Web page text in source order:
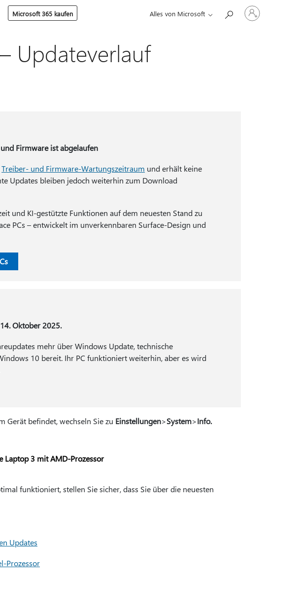
Microsoft 365 kaufen Alles von Microsoft
Bei
Ihrem
Konto
Updateverlauf
Firmware ist abgelaufen
Treiber- und Firmware-Wartungszeitraum und erhält keine
Updates bleiben jedoch weiterhin zum Download
und KI-gestützte Funktionen auf dem neuesten Stand zu
PCs – entwickelt im unverkennbaren Surface-Design und
Oktober 2025.
mehr über Windows Update, technische
10 bereit. Ihr PC funktioniert weiterhin, aber es wird
Gerät befindet, wechseln Sie zu Einstellungen>System>Info.
Laptop 3 mit AMD-Prozessor
funktioniert, stellen Sie sicher, dass Sie über die neuesten
Updates
Prozessor